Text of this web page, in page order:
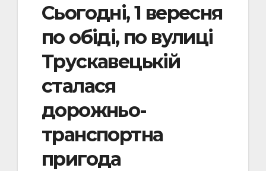
Сьогодні, 1 вересня
по обіді, по вулиці
Трускавецькій
сталася
дорожньо-
транспортна
пригода